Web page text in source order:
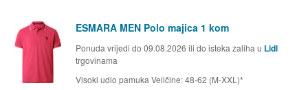
ESMARA MEN Polo majica 1 kom
Ponuda vrijedi do 09.08.2026 ili do isteka zaliha u Lidl
trgovinama
Visoki udio pamuka Veličine: 48-62 (M-XXL)*